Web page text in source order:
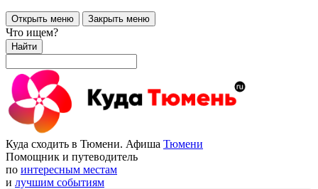
Открыть меню Закрыть меню
Что ищем?
Найти
Куда сходить в Тюмени. Афиша Тюмени
Помощник и путеводитель
по интересным местам
и лучшим событиям